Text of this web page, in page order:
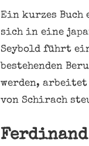
Ein kurzes
sich in eine
Seybold führt
bestehenden
werden, arbeitet
von Schirach